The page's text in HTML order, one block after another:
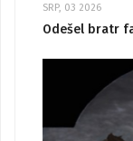
SRP, 03 2026
Odešel bratr